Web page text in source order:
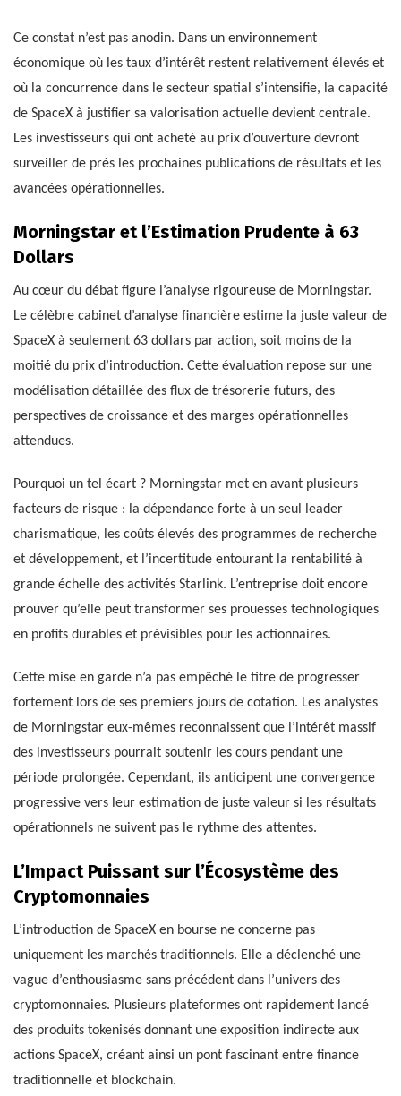
Ce constat n’est pas anodin. Dans un environnement
économique où les taux d’intérêt restent relativement élevés et
où la concurrence dans le secteur spatial s’intensifie, la capacité
de SpaceX à justifier sa valorisation actuelle devient centrale.
Les investisseurs qui ont acheté au prix d’ouverture devront
surveiller de près les prochaines publications de résultats et les
avancées opérationnelles.
Morningstar et l’Estimation Prudente à 63
Dollars
Au cœur du débat figure l’analyse rigoureuse de Morningstar.
Le célèbre cabinet d’analyse financière estime la juste valeur de
SpaceX à seulement 63 dollars par action, soit moins de la
moitié du prix d’introduction. Cette évaluation repose sur une
modélisation détaillée des flux de trésorerie futurs, des
perspectives de croissance et des marges opérationnelles
attendues.
Pourquoi un tel écart ? Morningstar met en avant plusieurs
facteurs de risque : la dépendance forte à un seul leader
charismatique, les coûts élevés des programmes de recherche
et développement, et l’incertitude entourant la rentabilité à
grande échelle des activités Starlink. L’entreprise doit encore
prouver qu’elle peut transformer ses prouesses technologiques
en profits durables et prévisibles pour les actionnaires.
Cette mise en garde n’a pas empêché le titre de progresser
fortement lors de ses premiers jours de cotation. Les analystes
de Morningstar eux-mêmes reconnaissent que l’intérêt massif
des investisseurs pourrait soutenir les cours pendant une
période prolongée. Cependant, ils anticipent une convergence
progressive vers leur estimation de juste valeur si les résultats
opérationnels ne suivent pas le rythme des attentes.
L’Impact Puissant sur l’Écosystème des
Cryptomonnaies
L’introduction de SpaceX en bourse ne concerne pas
uniquement les marchés traditionnels. Elle a déclenché une
vague d’enthousiasme sans précédent dans l’univers des
cryptomonnaies. Plusieurs plateformes ont rapidement lancé
des produits tokenisés donnant une exposition indirecte aux
actions SpaceX, créant ainsi un pont fascinant entre finance
traditionnelle et blockchain.